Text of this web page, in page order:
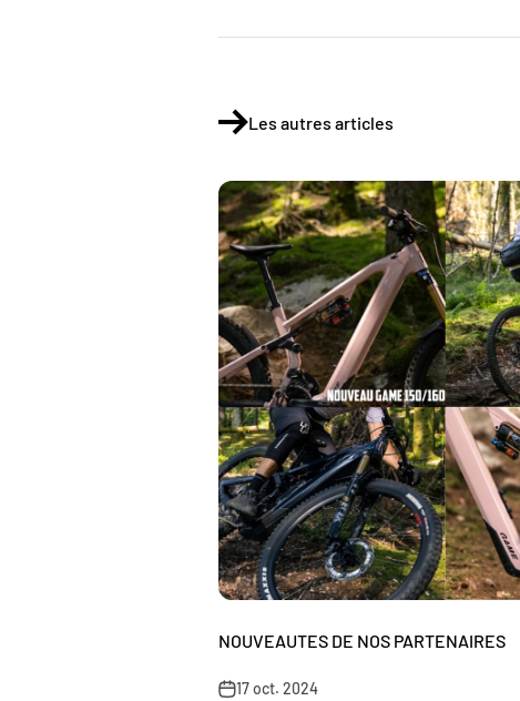
Les autres articles
NOUVEAUTES DE NOS PARTENAIRES
17 oct. 2024